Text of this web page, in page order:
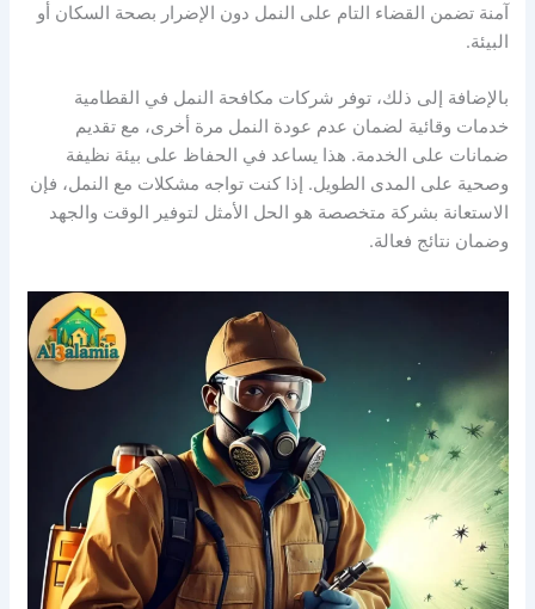
آمنة تضمن القضاء التام على النمل دون الإضرار بصحة السكان أو
البيئة.
بالإضافة إلى ذلك، توفر شركات مكافحة النمل في القطامية
خدمات وقائية لضمان عدم عودة النمل مرة أخرى، مع تقديم
ضمانات على الخدمة. هذا يساعد في الحفاظ على بيئة نظيفة
وصحية على المدى الطويل. إذا كنت تواجه مشكلات مع النمل، فإن
الاستعانة بشركة متخصصة هو الحل الأمثل لتوفير الوقت والجهد
وضمان نتائج فعالة.